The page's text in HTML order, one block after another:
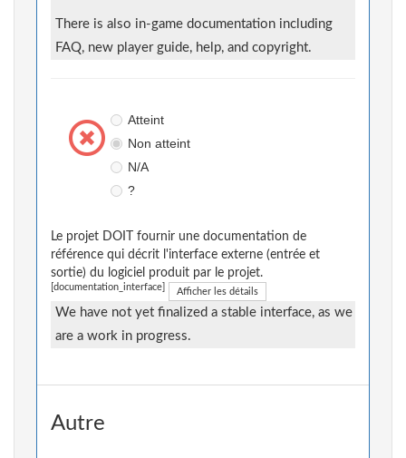
There is also in-game documentation including
FAQ, new player guide, help, and copyright.
Atteint
Non atteint
N/A
?
Le projet DOIT fournir une documentation de
référence qui décrit l'interface externe (entrée et
sortie) du logiciel produit par le projet.
[documentation_interface] Afficher les détails
We have not yet finalized a stable interface, as we
are a work in progress.
Autre